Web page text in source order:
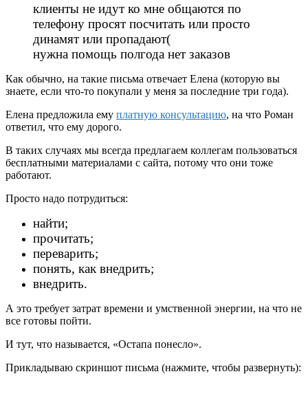
клиенты не идут ко мне общаются по
телефону просят посчитать или просто
динамят или пропадают(
нужна помощь полгода нет заказов
Как обычно, на такие письма отвечает Елена (которую вы
знаете, если что-то покупали у меня за последние три года).
Елена предложила ему платную консультацию, на что Роман
ответил, что ему дорого.
В таких случаях мы всегда предлагаем коллегам пользоваться
бесплатными материалами с сайта, потому что они тоже
работают.
Просто надо потрудиться:
найти;
прочитать;
переварить;
понять, как внедрить;
внедрить.
А это требует затрат времени и умственной энергии, на что не
все готовы пойти.
И тут, что называется, «Остапа понесло».
Прикладываю скриншот письма (нажмите, чтобы развернуть):